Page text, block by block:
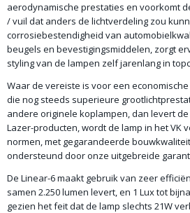
aerodynamische prestaties en voorkomt
/ vuil dat anders de lichtverdeling zou
corrosiebestendigheid van
beugels en bevestigingsmiddelen, zorgt
styling van de lampen zelf jarenlang in
Waar de vereiste is voor een
die nog steeds superieure
andere originele koplampen, dan levert
Lazer-producten, wordt de lamp in het VK
normen, met gegarandeerde
ondersteund door onze uitgebreide
De Linear-6 maakt gebruik van zeer
samen 2.250 lumen levert, en 1 Lux tot
gezien het feit dat de lamp slechts 21W